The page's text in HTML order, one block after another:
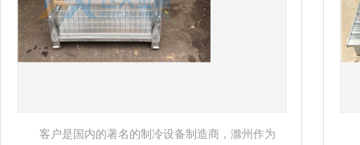
设备制造商，滁州作为
客户是一家外企公司，准备